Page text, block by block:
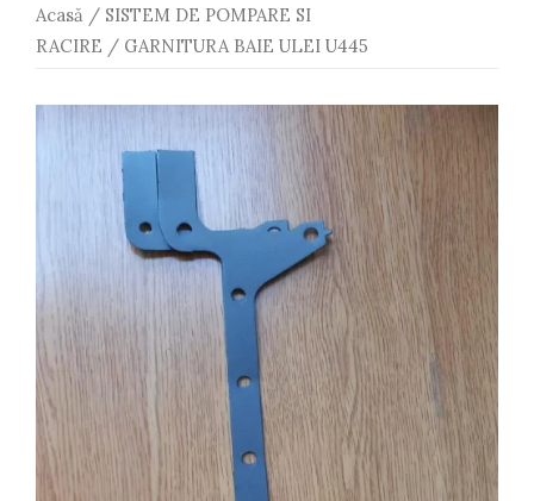
Acasă / SISTEM DE POMPARE SI
RACIRE / GARNITURA BAIE ULEI U445